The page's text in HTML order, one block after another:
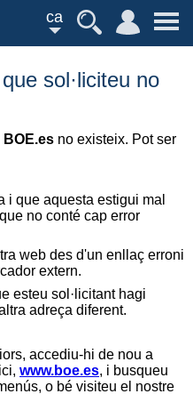
ca
sol·liciteu no
BOE.es no existeix. Pot ser
i que aquesta estigui mal
no conté cap error
web des d'un enllaç erroni
extern.
esteu sol·licitant hagi
adreça diferent.
accediu-hi de nou a
www.boe.es, i busqueu
o bé visiteu el nostre